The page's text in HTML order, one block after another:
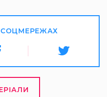
СОЦМЕРЕЖАХ